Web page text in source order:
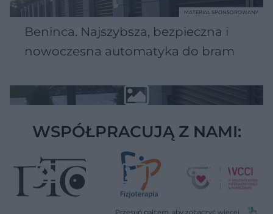
Beninca. Najszybsza, bezpieczna i
nowoczesna automatyka do bram
MATERIAŁ SPONSOROWANY
WSPÓŁPRACUJĄ Z NAMI: